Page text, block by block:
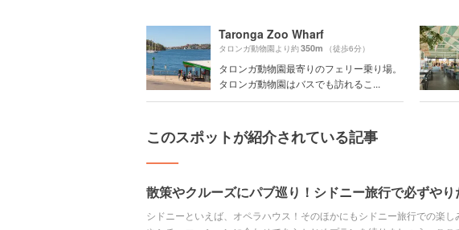
Taronga Zoo Wharf
タロンガ動物園より約350m （徒歩6分）
タロンガ動物園最寄りのフェリー乗り場。
タロンガ動物園はバスでも訪れるこ...
このスポットが紹介されている記事
散策やクルーズにパブ巡り！シドニー旅行で必ずやり
シドニーといえば、オペラハウス！そのほかにもシドニー旅行での楽